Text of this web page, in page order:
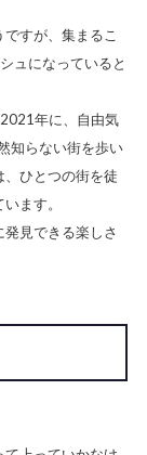
すが、集まるこ
ュになっていると
年に、自由気
知らない街を歩い
ひとつの街を徒
ます。
見できる楽しさ